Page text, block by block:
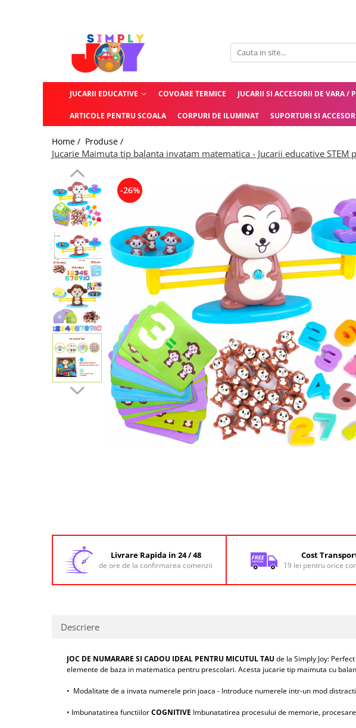
Jucarii bebelusi
Frumusete, bijuterii, accesorii
Puzzle si seturi de construit
Stickere, Abtibilduri, Autocolante
Imbracaminte femei
Costume de baie
Lenjerie intima
JUCARII EDUCATIVE COVOARE TERMICE JUCARII SI ACCESORII DE VARA /
ARTICOLE PENTRU SCOALA CORPURI DE ILUMINAT SUPORTURI SI
Home / Produse /
Jucarie Maimuta tip balanta invatam matematica - Jucarii educative
-26%
Livrare Rapida in 24 / 48
de ore de la confirmarea comenzii
Cost
19 lei pentru orice
Descriere
JOC DE NUMARARE SI CADOU IDEAL PENTRU MICUTUL TAU de la Simply Joy:
elemente de baza in matematica pentru prescolari. Acesta jucarie tip maimuta cu
• Modalitate de a invata numerele prin joaca - Introduce numerele intr-un mod
• Imbunatatirea functiilorCOGNITIVE Imbunatatirea procesului de memorie,